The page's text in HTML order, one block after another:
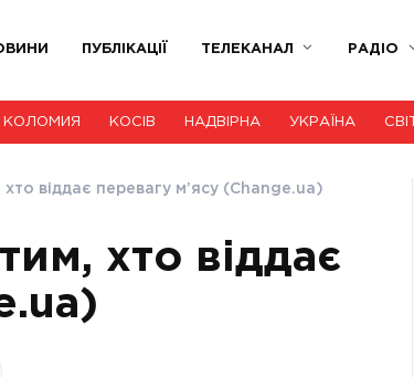
ПУБЛІКАЦІЇ ТЕЛЕКАНАЛ РАДІО
КОЛОМИЯ КОСІВ НАДВІРНА УКРАЇНА СВІТ
хто віддає перевагу м’ясу (Change.ua)
хто віддає